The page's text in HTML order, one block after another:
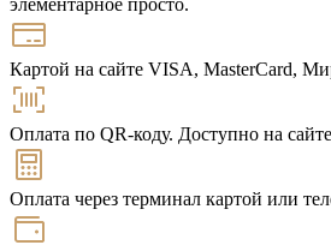
Картой на сайте VISA, MasterCard,
Оплата по QR-коду. Доступно на
Оплата через терминал картой или